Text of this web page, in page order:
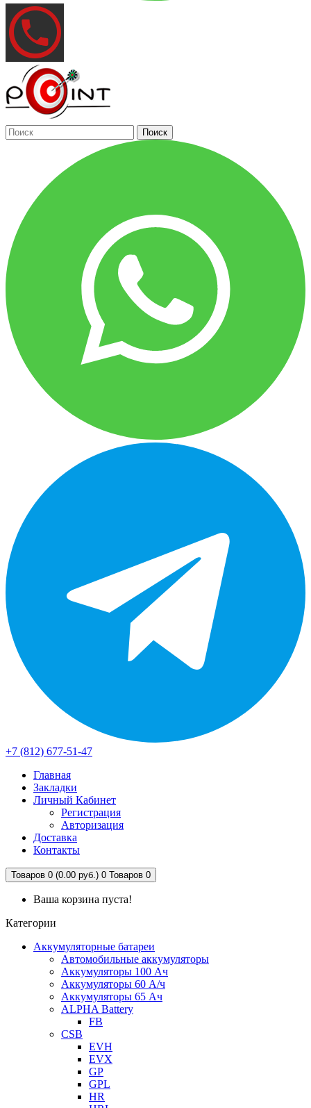
Поиск
+7 (812) 677-51-47
Главная
Закладки
Личный Кабинет
Регистрация
Авторизация
Доставка
Контакты
Товаров 0 (0.00 руб.) 0 Товаров 0
Ваша корзина пуста!
Категории
Аккумуляторные батареи
Автомобильные аккумуляторы
Аккумуляторы 100 Ач
Аккумуляторы 60 А/ч
Аккумуляторы 65 Ач
ALPHA Battery
FB
CSB
EVH
EVX
GP
GPL
HR